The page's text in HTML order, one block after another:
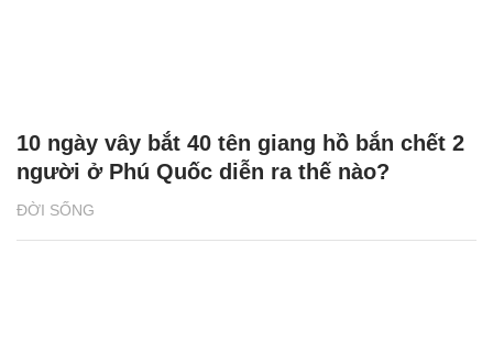
ĐỜI SỐNG
10 ngày vây bắt 40 tên giang hồ bắn chết 2
người ở Phú Quốc diễn ra thế nào?